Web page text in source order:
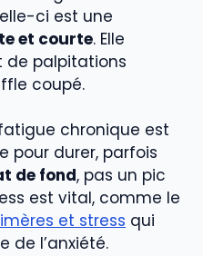
ci est une
et courte. Elle
de palpitations
coupé.
chronique est
pour durer, parfois
de fond, pas un pic
est vital, comme le
et stress qui
de l’anxiété.